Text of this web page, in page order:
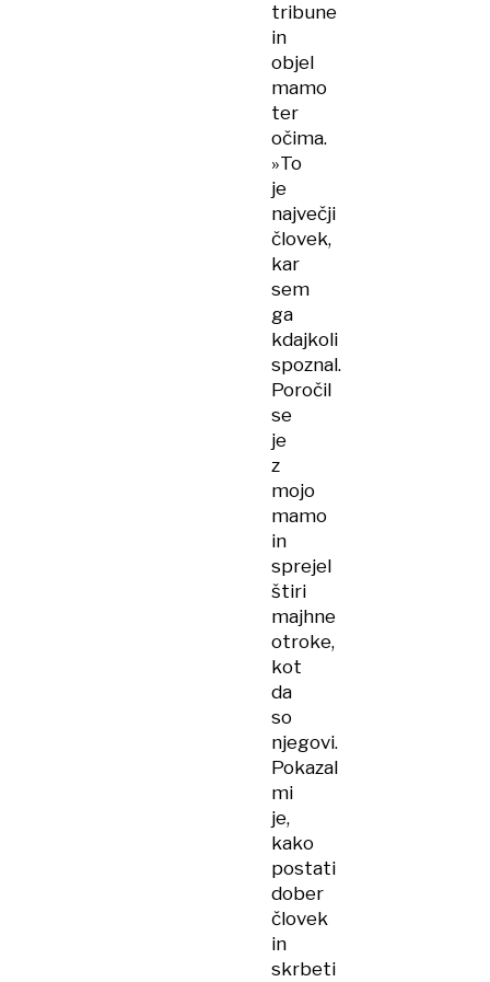
tribune
in
objel
mamo
ter
očima.
»To
je
največji
človek,
kar
sem
ga
kdajkoli
spoznal.
Poročil
se
je
z
mojo
mamo
in
sprejel
štiri
majhne
otroke,
kot
da
so
njegovi.
Pokazal
mi
je,
kako
postati
dober
človek
in
skrbeti